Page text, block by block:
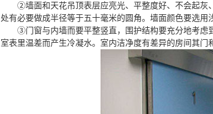
②墙面和天花吊顶表层应亮光、平整度好、不会起灰
处有必要做成半径等于五十毫米的圆角。墙面颜色要选用
③门窗与内墙而要平整竖直，围护结构要充分地考虑
室表里温差而产生冷凝水。室内洁净度有差异的房间其门